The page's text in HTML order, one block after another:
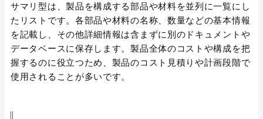
サマリ型は、製品を構成する部品や材料を並列に一覧にし
たリストです。各部品や材料の名称、数量などの基本情報
を記載し、その他詳細情報は含まずに別のドキュメントや
データベースに保存します。製品全体のコストや構成を把
握するのに役立つため、製品のコスト見積りや計画段階で
使用されることが多いです。